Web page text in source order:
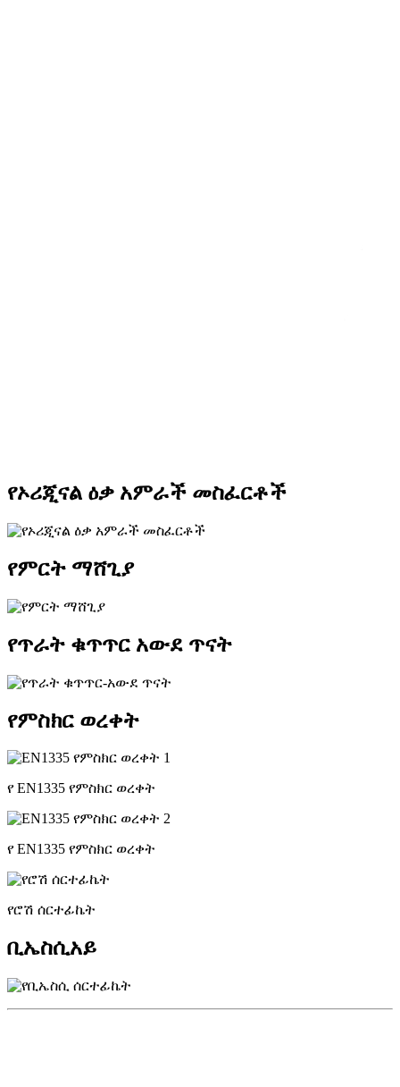
የኦሪጂናል ዕቃ አምራች መስፈርቶች
የምርት ማሸጊያ
የጥራት ቁጥጥር አውደ ጥናት
የምስክር ወረቀት
የ EN1335 የምስክር ወረቀት
የ EN1335 የምስክር ወረቀት
የሮሽ ሰርተፊኬት
ቢኤስሲአይ